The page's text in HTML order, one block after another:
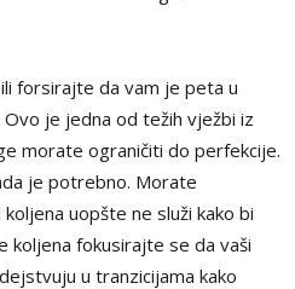
forsirajte da vam je peta u
je jedna od težih vježbi iz
morate ograničiti do perfekcije.
je potrebno. Morate
uopšte ne služi kako bi
koljena fokusirajte se da vaši
u tranzicijama kako